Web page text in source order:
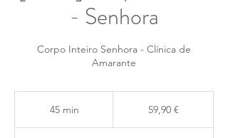
- Senhora
Corpo Inteiro Senhora - Clínica de
Amarante
45 min 59,90 €